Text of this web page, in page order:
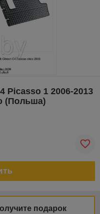
Picasso 1 2006-2013
(Польша)
подарок